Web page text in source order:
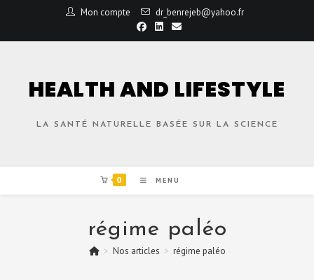
Mon compte dr_benrejeb@yahoo.fr
HEALTH AND LIFESTYLE
LA SANTÉ NATURELLE BASÉE SUR LA SCIENCE
0 MENU
régime paléo
> Nos articles > régime paléo